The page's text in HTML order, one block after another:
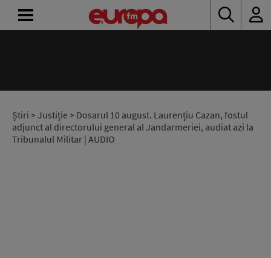
Știri > Justiție> Dosarul 10 august. Laurențiu Cazan, fostul
adjunct al directorului general al Jandarmeriei, audiat azi la
Tribunalul Militar | AUDIO
RADIO
CONCURSURI